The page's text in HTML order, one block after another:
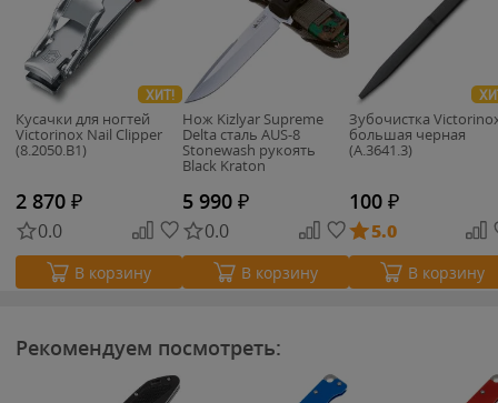
ХИТ!
Кусачки для ногтей
Victorinox Nail Clipper
(8.2050.B1)
2 870 ₽
0.0
В корзину
Нож Kizlyar Supreme
Delta сталь AUS-8
Stonewash рукоять
Black Kraton
5 990 ₽
0.0
В корзину
Зубочистка
большая черная
(A.3641.3)
100 ₽
5.0
В корзину
Рекомендуем посмотреть: